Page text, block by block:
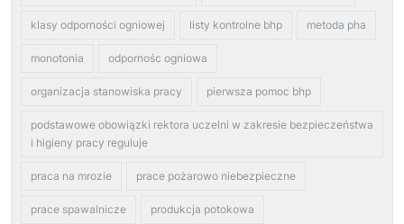
klasy odporności ogniowej listy kontrolne bhp metoda pha
monotonia odpornośc ogniowa
organizacja stanowiska pracy pierwsza pomoc bhp
podstawowe obowiązki rektora uczelni w zakresie bezpieczeństwa
i higieny pracy reguluje
praca na mrozie prace pożarowo niebezpieczne
prace spawalnicze produkcja potokowa